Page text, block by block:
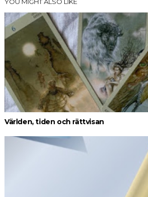
Världen, tiden och rättvisan